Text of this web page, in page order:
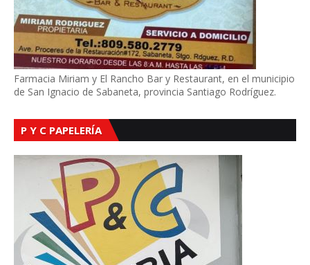
Farmacia Miriam y El Rancho Bar y Restaurant, en el municipio
de San Ignacio de Sabaneta, provincia Santiago Rodríguez.
P Y C PAPELERÍA